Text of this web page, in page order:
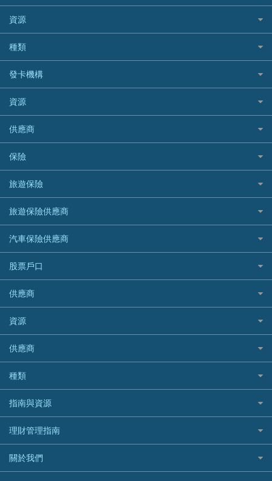
稅季/稅務貸款
網上貸款
結餘轉戶(清卡數貸款)
銀行貸款
財務公司貸款
免入息貸款
免TU貸款
急借錢
緊急貸款比較
最佳小額貸款比較
易批必批貸款
24小時貸款
最佳循環貸款
BEA 東亞銀行
BOC 中國銀行
Cashing Pro 優尚信貸
CCB(Asia) 中國建設銀行 (亞洲)
Citibank 花旗銀行
CNCBI 信銀國際
CreFIT 維信
DBS 星展銀行
DSB 大新銀行
HSBC 滙豐銀行貸款
K Cash 貸款
Mox 銀行
National Resources 中潤物業按揭
OCBC 華僑銀行
PrimeCredit 安信信貸
Promise 邦民日本財務
Rabbit Credit月兔信貸
Standard Chartered 渣打銀行
UA 亞洲聯合財務
WeLab Bank
WeLend 貸款
資源
如何申請個人貸款
如何管理個人貸款
個人貸款有用資訊
清卡數貸款教學
循環貸款教學
個人化貸款產品推介 🔥全新
債務重組一覽
供樓利息扣稅
最佳貸款app
種類
網購優惠
精選外幣網購信用卡
尊尚信用卡
公司信用卡
電子錢包信用卡
日本遊信用卡攻略
韓國遊信用卡攻略
台灣遊信用卡攻略
機場貴賓室信用卡
銀聯信用卡
高獎賞信用卡推薦
酒店信用卡
發卡機構
Citibank花旗銀行
AE美國運通
DBS星展銀行
HSBC滙豐銀行
Mox
信銀國際
大新銀行
恒生銀行
Standard Chartered渣打銀行
東亞銀行
SIM
Airwallex信用卡
資源
Black Friday優惠
淘寶付款方式
一田購物優惠日
SOGO感謝祭
HKTVmall優惠碼
交稅優惠
酒店優惠碼
機票優惠碼
供應商
八達通自動增值信用卡
保險
旅遊保險
汽車保險
家居保險
家傭保險
寵物保險
定期人壽保險
危疾保險
年金資訊
樓宇火險
旅遊保險
日本旅遊保險及資訊
泰國旅遊保險及資訊
台灣旅遊保險及資訊
韓國旅遊保險及資訊
歐洲旅遊保險及資訊
越南旅遊保險及資訊
澳洲旅遊保險及資訊
長者嘆世界
家庭親子遊
自駕遊比較
相機有得保
專為孕婦設計的最佳旅遊保險
最佳滑雪旅遊保險
最適合BB的旅遊保險
旅遊保險供應商
AXA 安盛
AIG 美亞
Allianz 安聯
Allied World 世聯
Avo
中國銀行
Bolttech 保特
Blue Cross 藍十字
中國平安
HSBC滙豐銀行
MSIG 三井住友
Prudential 保誠
汽車保險供應商
大新汽車保險
中銀汽車保險
Allianz安聯汽車保險
bolttech保障汽車保險
Zurich蘇黎世汽車保險
QBE昆士蘭汽車保險
平安汽車保險
股票戶口
富途證券
IB盈透證券
老虎證券
uSMART 盈立證券
華盛証券
長橋證券
WeBull微牛證券
漲樂全球通｜華泰國際
OSL
供應商
富途牛牛好唔好？
Webull微牛證券好唔好？
Longbridge長橋證券好唔好？
老虎證券好唔好？
華盛証券好唔好？
漲樂全球通好唔好？
IB盈透證券好唔好？
盈立證券 uSMART 好唔好？
Stashaway好唔好？
資源
股票戶口開戶
證券行邊間好？
港股5隻高息ETF精選
什麼是ETF？
香港30大高息股排行
黃金ETF懶人包
最值得注意的比特幣ETF
選股策略：五步調查攻略
供應商
銀行戶口比較
尊尚銀行戶口
Citi Plus
中信銀行inMotion
Airwallex銀行
種類
定期存款
港元定存
人民幣定存
美元定存
英鎊定存
指南與資源
理財資訊
識慳識賺
債務管理
理財管理指南
常用相關詞彙
MoneyHero電子報
關於我們